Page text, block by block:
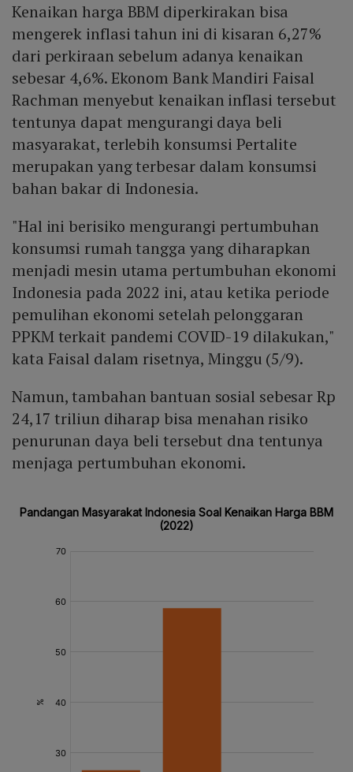
Kenaikan harga BBM diperkirakan bisa
mengerek inflasi tahun ini di kisaran 6,27%
dari perkiraan sebelum adanya kenaikan
sebesar 4,6%. Ekonom Bank Mandiri Faisal
Rachman menyebut kenaikan inflasi tersebut
tentunya dapat mengurangi daya beli
masyarakat, terlebih konsumsi Pertalite
merupakan yang terbesar dalam konsumsi
bahan bakar di Indonesia.
"Hal ini berisiko mengurangi pertumbuhan
konsumsi rumah tangga yang diharapkan
menjadi mesin utama pertumbuhan ekonomi
Indonesia pada 2022 ini, atau ketika periode
pemulihan ekonomi setelah pelonggaran
PPKM terkait pandemi COVID-19 dilakukan,"
kata Faisal dalam risetnya, Minggu (5/9).
Namun, tambahan bantuan sosial sebesar Rp
24,17 triliun diharap bisa menahan risiko
penurunan daya beli tersebut dna tentunya
menjaga pertumbuhan ekonomi.